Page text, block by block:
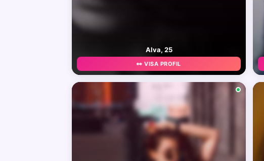
Alva, 25
👀 VISA PROFIL